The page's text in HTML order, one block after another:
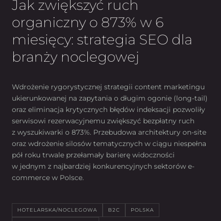
Jak zwiększyć ruch
organiczny o 873% w 6
miesięcy: strategia SEO dla
branży noclegowej
Wdrożenie rygorystycznej strategii content marketingu
ukierunkowanej na zapytania o długim ogonie (long-tail)
oraz eliminacja krytycznych błędów indeksacji pozwoliły
serwisowi rezerwacyjnemu zwiększyć bezpłatny ruch
z wyszukiwarki o 873%. Przebudowa architektury on-site
oraz wdrożenie silosów tematycznych w ciągu niespełna
pół roku trwale przełamały barierę widoczności
w jednym z najbardziej konkurencyjnych sektorów e-
commerce w Polsce.
HOTELARSKA/NOCLEGOWA B2C POLSKA